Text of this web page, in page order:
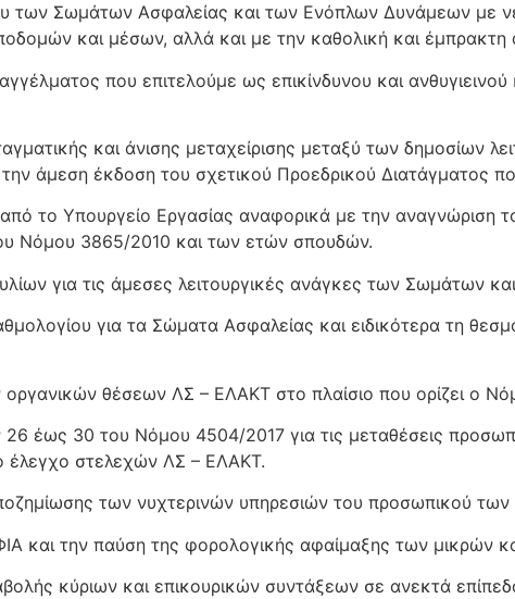
των Σωμάτων Ασφαλείας και των Ενόπλων Δυνάμεων με
και μέσων, αλλά και με την καθολική και
που επιτελούμε ως επικίνδυνου και
και άνισης μεταχείρισης μεταξύ των δημοσίων
άμεση έκδοση του σχετικού Προεδρικού Διατάγματος
το Υπουργείο Εργασίας αναφορικά με την αναγνώριση
του Νόμου 3865/2010 και των ετών σπουδών.
για τις άμεσες λειτουργικές ανάγκες των Σωμάτων
για τα Σώματα Ασφαλείας και ειδικότερα τη
θέσεων ΛΣ – ΕΛΑΚΤ στο πλαίσιο που ορίζει ο
έως 30 του Νόμου 4504/2017 για τις μεταθέσεις
έλεγχο στελεχών ΛΣ – ΕΛΑΚΤ.
των νυχτερινών υπηρεσιών του προσωπικού
και την παύση της φορολογικής αφαίμαξης των μικρών
κύριων και επικουρικών συντάξεων σε ανεκτά